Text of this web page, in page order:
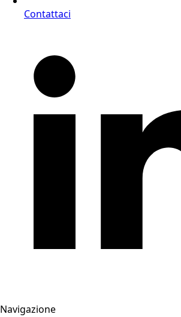
Contattaci
Navigazione